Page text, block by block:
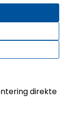
direkte